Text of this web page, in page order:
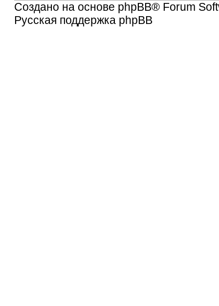
Создано на основе phpBB® Forum
Русская поддержка phpBB